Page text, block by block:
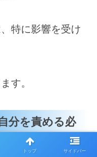
特に影響を受け
す。
分を責める必
トップ サイドバー